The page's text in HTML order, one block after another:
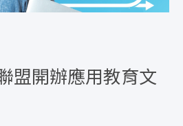
盟開辦應用教育文